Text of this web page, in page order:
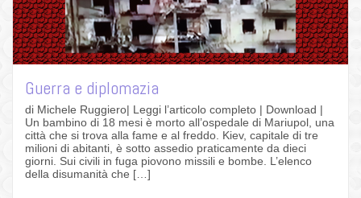
Guerra e diplomazia
di Michele Ruggiero| Leggi l’articolo completo | Download |
Un bambino di 18 mesi è morto all’ospedale di Mariupol, una
città che si trova alla fame e al freddo. Kiev, capitale di tre
milioni di abitanti, è sotto assedio praticamente da dieci
giorni. Sui civili in fuga piovono missili e bombe. L’elenco
della disumanità che […]